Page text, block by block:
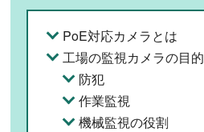
PoE対応カメラとは
工場の監視カメラの目的
防犯
作業監視
機械監視の役割